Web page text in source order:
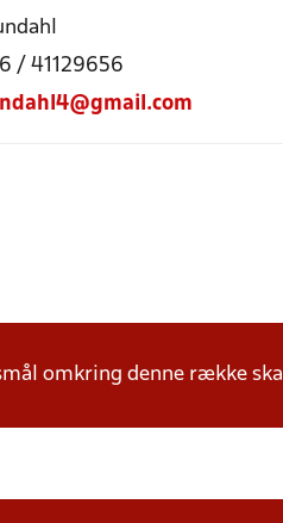
/ 41129656
omkring denne række